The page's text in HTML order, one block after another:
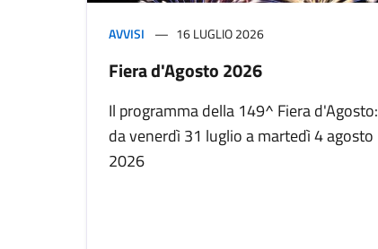
AVVISI 16 LUGLIO 2026
Fiera d'Agosto 2026
Il programma della 149^ Fiera d'Agosto:
da venerdì 31 luglio a martedì 4 agosto
2026